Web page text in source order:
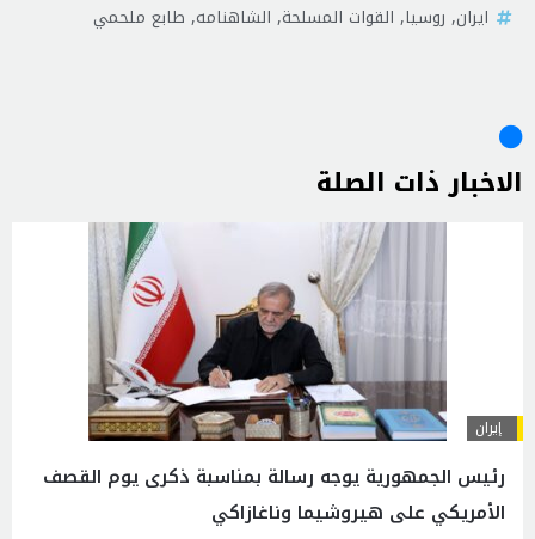
ايران, روسيا, القوات المسلحة, الشاهنامه, طابع ملحمي
الاخبار ذات الصلة
إيران
رئیس الجمهوریة يوجه رسالة بمناسبة ذكرى يوم القصف
الأمريكي على هيروشيما وناغازاكي